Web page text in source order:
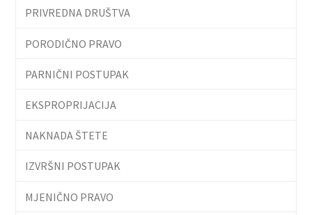
PRIVREDNA DRUŠTVA
PORODIČNO PRAVO
PARNIČNI POSTUPAK
EKSPROPRIJACIJA
NAKNADA ŠTETE
IZVRŠNI POSTUPAK
MJENIČNO PRAVO